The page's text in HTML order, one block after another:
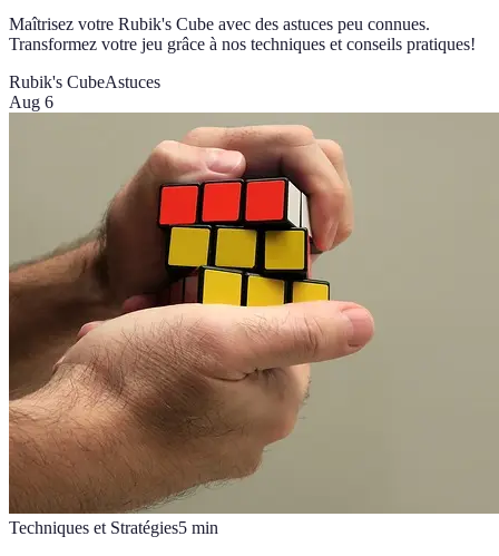
Maîtrisez votre Rubik's Cube avec des astuces peu connues.
Transformez votre jeu grâce à nos techniques et conseils pratiques!
Rubik's CubeAstuces
Aug 6
Techniques et Stratégies5 min